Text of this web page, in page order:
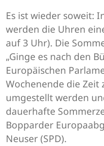
Es ist wieder soweit:
werden die Uhren
auf 3 Uhr). Die
„Ginge es nach den
Europäischen
Wochenende die Zeit
umgestellt werden
dauerhafte
Bopparder
Neuser (SPD).